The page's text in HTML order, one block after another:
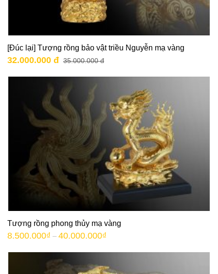
[Đúc lại] Tượng rồng bảo vật triều Nguyễn mạ vàng
32.000.000 đ 35.000.000 đ
Tượng rồng phong thủy mạ vàng
8.500.000₫ – 40.000.000₫